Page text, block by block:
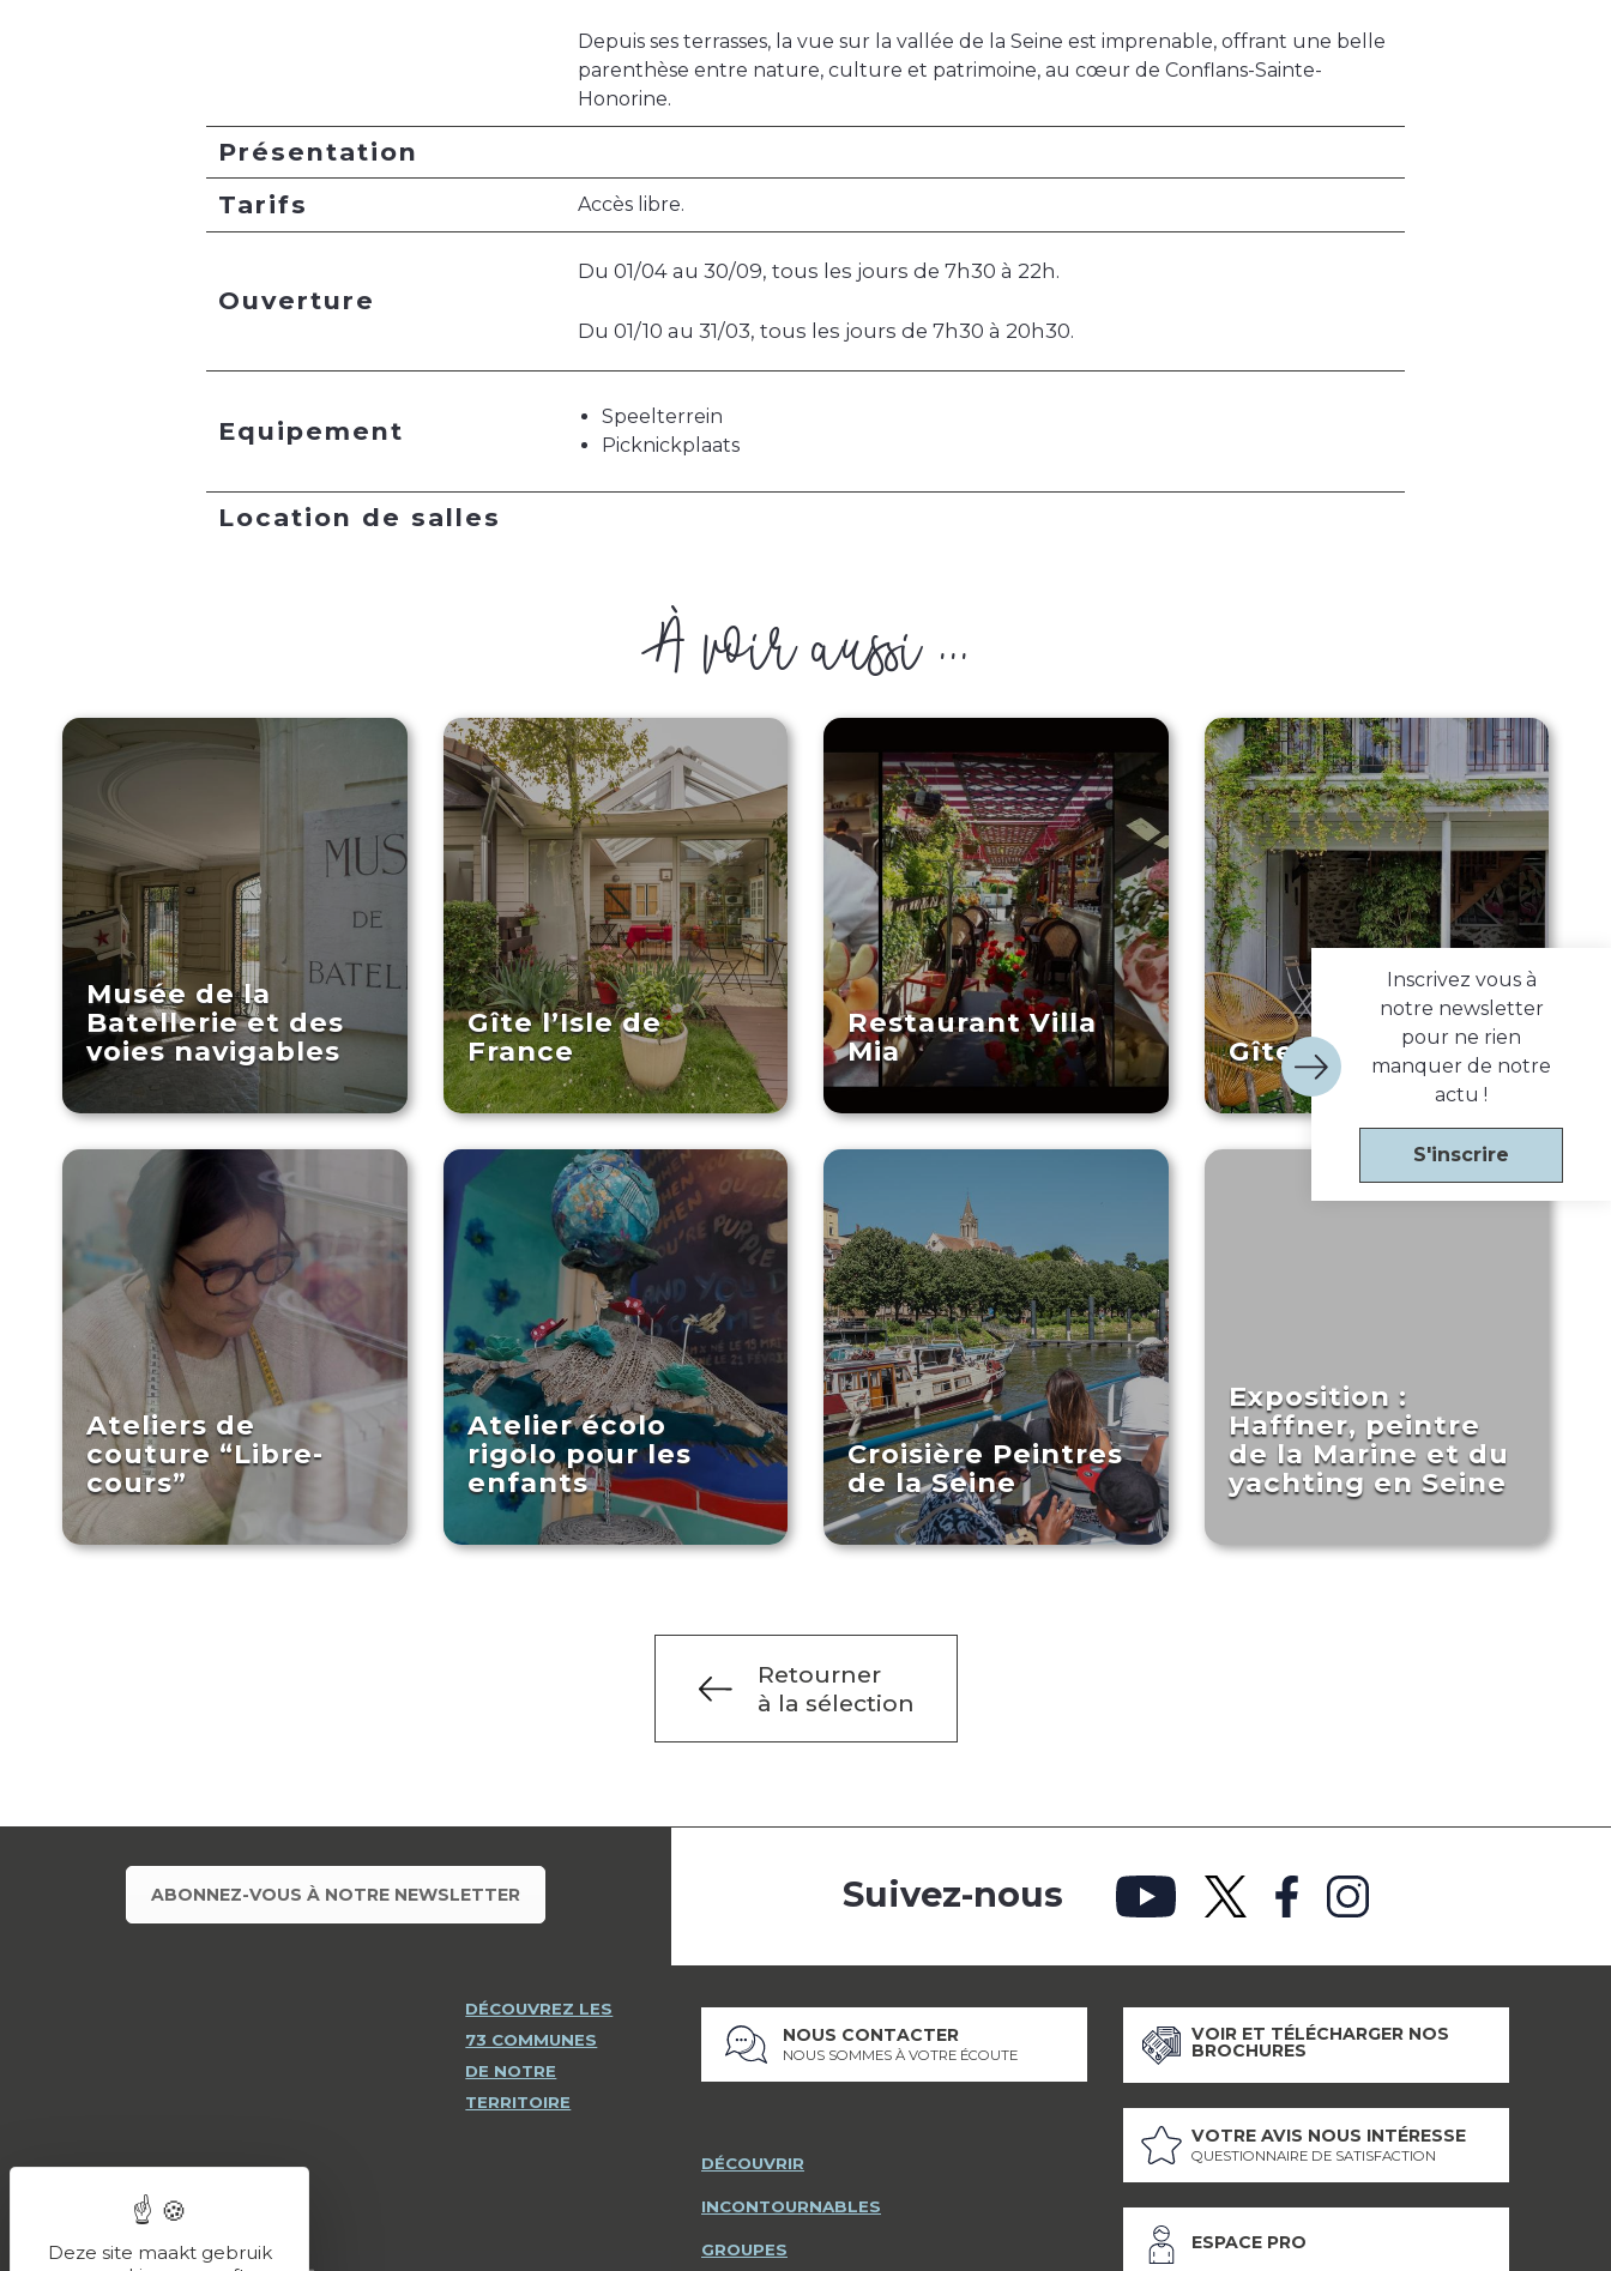
Depuis ses terrasses, la vue sur la vallée de la Seine est imprenable, offrant une belle
parenthèse entre nature, culture et patrimoine, au cœur de Conflans-Sainte-
Honorine.
Présentation
Tarifs
Accès libre.
Ouverture
Du 01/04 au 30/09, tous les jours de 7h30 à 22h.
Du 01/10 au 31/03, tous les jours de 7h30 à 20h30.
Equipement
Speelterrein
Picknickplaats
Location de salles
À voir aussi ...
Musée de la
Batellerie et des
voies navigables
Gîte l’Isle de
France
Restaurant Villa
Mia
Gîte L’Atelier
Ateliers de
couture “Libre-
cours”
Atelier écolo
rigolo pour les
enfants
Croisière Peintres
de la Seine
Exposition :
Haffner, peintre
de la Marine et du
yachting en Seine
Retourner
à la sélection
Inscrivez vous à
notre newsletter
pour ne rien
manquer de notre
actu !
S'inscrire
ABONNEZ-VOUS À NOTRE NEWSLETTER
DÉCOUVREZ LES
73 COMMUNES
DE NOTRE
TERRITOIRE
Suivez-nous
NOUS CONTACTER
NOUS SOMMES À VOTRE ÉCOUTE
DÉCOUVRIR
INCONTOURNABLES
GROUPES
VOIR ET TÉLÉCHARGER NOS
BROCHURES
VOTRE AVIS NOUS INTÉRESSE
QUESTIONNAIRE DE SATISFACTION
ESPACE PRO
Deze site maakt gebruik